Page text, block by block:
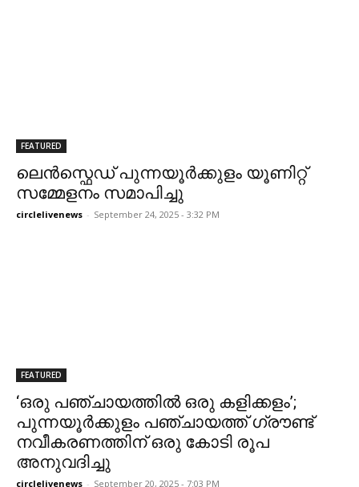
FEATURED
ലെൻസ്ഫെഡ് പുന്നയൂർക്കുളം യൂണിറ്റ്
സമ്മേളനം സമാപിച്ചു
circlelivenews - September 24, 2025 - 3:32 PM
FEATURED
‘ഒരു പഞ്ചായത്തില്‍ ഒരു കളിക്കളം’;
പുന്നയൂർക്കുളം പഞ്ചായത്ത് ഗ്രൗണ്ട്
നവീകരണത്തിന് ഒരു കോടി രൂപ
അനുവദിച്ചു
circlelivenews - September 20, 2025 - 7:03 PM